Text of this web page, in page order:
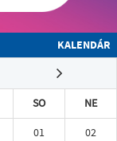
KALENDÁR
SO
NE
01
02